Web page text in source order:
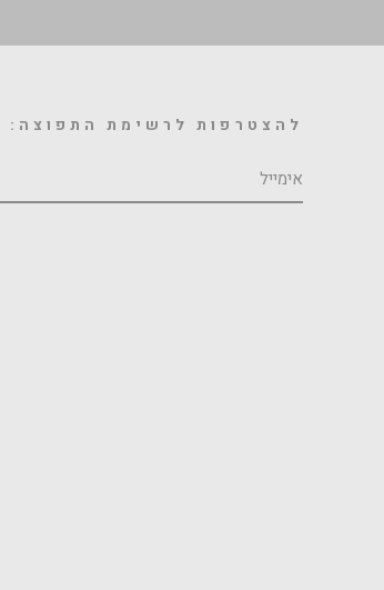
להצטרפות לרשימת התפוצה: